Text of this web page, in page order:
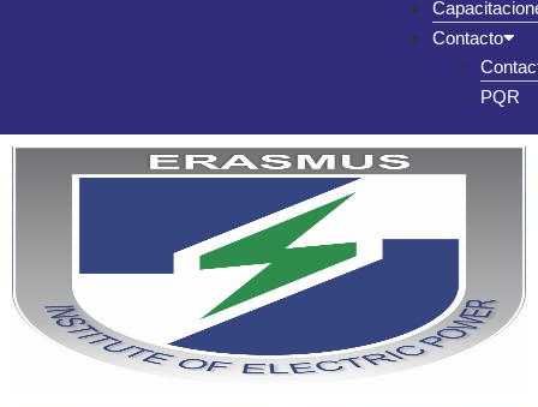
Contacto
PQR